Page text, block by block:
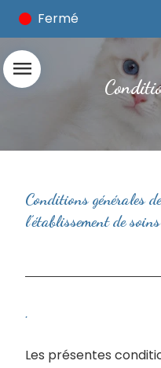
Fermé
menu
Conditions générales
l’établissement de soins
.
Les présentes